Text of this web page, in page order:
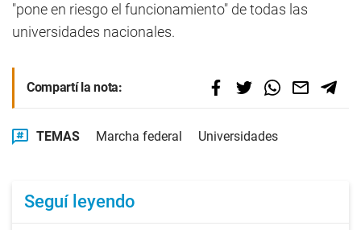
"pone en riesgo el funcionamiento" de todas las
universidades nacionales.
Compartí la nota:
TEMAS Marcha federal Universidades
Seguí leyendo